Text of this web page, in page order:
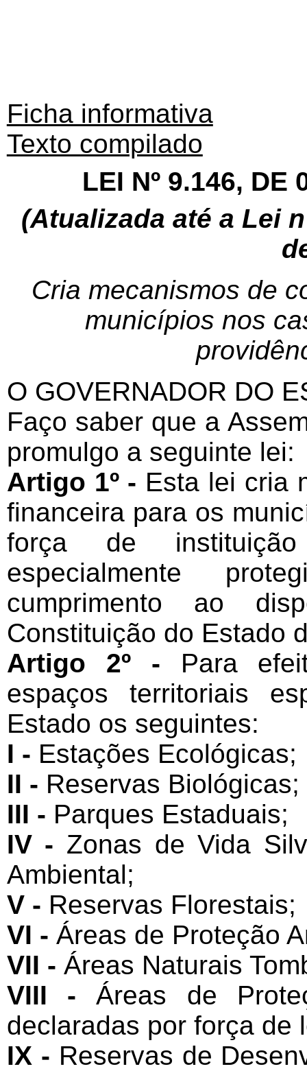
Ficha informativa
Texto compilado
LEI Nº 9.146, DE
(Atualizada até a Lei
Cria mecanismos de
municípios nos
O GOVERNADOR DO
Faço saber que a
promulgo a seguinte lei:
Artigo 1º - Esta lei cria
financeira para os
força de
especialmente
cumprimento ao
Constituição do Estado
Artigo 2º - Para
espaços territoriais
Estado os seguintes:
I - Estações Ecológicas;
II - Reservas Biológicas;
III - Parques Estaduais;
IV - Zonas de Vida
Ambiental;
V - Reservas Florestais;
VI - Áreas de Proteção
VII - Áreas Naturais
VIII -Áreas de
declaradas por força de
IX - Reservas de